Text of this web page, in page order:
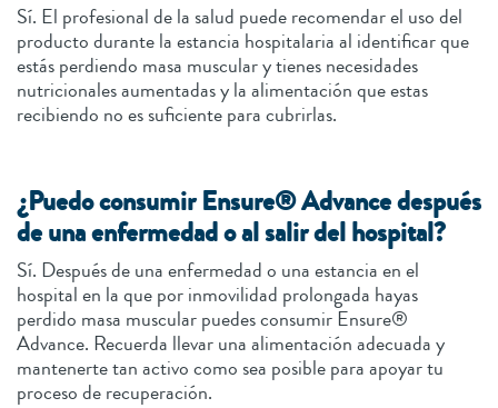
Sí. El profesional de la salud puede recomendar el uso del
producto durante la estancia hospitalaria al identificar que
estás perdiendo masa muscular y tienes necesidades
nutricionales aumentadas y la alimentación que estas
recibiendo no es suficiente para cubrirlas.
¿Puedo consumir Ensure® Advance después
de una enfermedad o al salir del hospital?
Sí. Después de una enfermedad o una estancia en el
hospital en la que por inmovilidad prolongada hayas
perdido masa muscular puedes consumir Ensure®
Advance. Recuerda llevar una alimentación adecuada y
mantenerte tan activo como sea posible para apoyar tu
proceso de recuperación.